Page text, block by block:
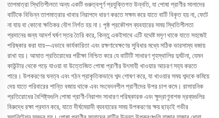
তাপমাত্রা স্থিতিশীলতা অন্য একটি গুরুত্বপূর্ণ প্রযুক্তিগত উন্নতি, যা পোষা প্রাণীর সালাদের
বাটিকে বিভিন্ন তাপমাত্রার খাবার নিরাপদে ধারণ করতে সক্ষম করে যাতে বাটি বিকৃত হয় না, ফেটে
না যায় বা কোনো ক্ষতিকর যৌগ নির্গত হয় না। পৃষ্ঠ প্রকৌশল ব্যবহারের সময় স্থিতিশীলতা
প্রদানের জন্য আদর্শ ঘর্ষণ স্তর তৈরি করে, কিন্তু একইসাথে এটি যথেষ্ট মসৃণ থাকে যাতে সহজেই
পরিষ্কার করা যায়—এভাবে কার্যকারিতা এবং রক্ষণাবেক্ষণের সুবিধার মধ্যে সঠিক ভারসাম্য বজায়
রাখা হয়। আঘাত প্রতিরোধের পরীক্ষা নিশ্চিত করে যে বাটিটি সাধারণ গৃহস্থালির দুর্ঘটনা, যেমন
কাউন্টার থেকে পড়ে যাওয়া বা উত্তেজিত পোষা প্রাণীর উৎসাহী খাওয়ার আচরণ সহ্য করতে
পারে। উপকরণের ঘনত্ব এবং গঠন প্রাকৃতিকভাবে শব্দ শোষণ করে, যা খাওয়ার সময় শব্দকে কমিয়ে
দেয় যাতে পরিবারের শান্তি বজায় থাকে এবং সংবেদনশীল প্রাণীদের উপর চাপ কমে। রাসায়নিক
প্রতিরোধের বৈশিষ্ট্যগুলি পোষা প্রাণী-নিরাপদ সাধারণ পরিষ্কারক এবং ক্ষুদ্রাণুনাশক দ্রব্যগুলির
বিরুদ্ধে রক্ষা প্রদান করে, যাতে দীর্ঘমেয়াদী ব্যবহারের সময় উপকরণের ক্ষয় ছাড়াই গভীর